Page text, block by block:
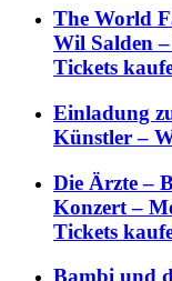
The World
Wil Salden
Tickets
Einladung
Künstler –
Die Ärzte –
Konzert –
Tickets